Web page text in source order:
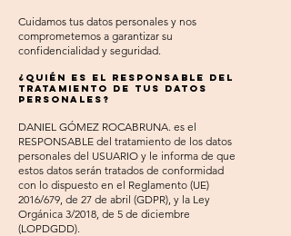
Cuidamos tus datos personales y nos
comprometemos a garantizar su
confidencialidad y seguridad.
¿Quién es el responsable del
tratamiento de tus datos
personales?
DANIEL GÓMEZ ROCABRUNA. es el
RESPONSABLE del tratamiento de los datos
personales del USUARIO y le informa de que
estos datos serán tratados de conformidad
con lo dispuesto en el Reglamento (UE)
2016/679, de 27 de abril (GDPR), y la Ley
Orgánica 3/2018, de 5 de diciembre
(LOPDGDD).